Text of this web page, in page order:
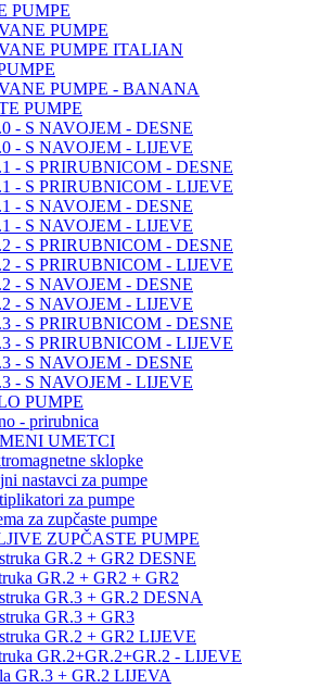
PUMPE
PUMPE
PUMPE ITALIAN
PUMPE - BANANA
PUMPE
- S NAVOJEM - DESNE
- S NAVOJEM - LIJEVE
- S PRIRUBNICOM - DESNE
- S PRIRUBNICOM - LIJEVE
- S NAVOJEM - DESNE
- S NAVOJEM - LIJEVE
- S PRIRUBNICOM - DESNE
- S PRIRUBNICOM - LIJEVE
- S NAVOJEM - DESNE
- S NAVOJEM - LIJEVE
- S PRIRUBNICOM - DESNE
- S PRIRUBNICOM - LIJEVE
- S NAVOJEM - DESNE
- S NAVOJEM - LIJEVE
PUMPE
- prirubnica
UMETCI
sklopke
nastavci za pumpe
za pumpe
za zupčaste pumpe
ZUPČASTE PUMPE
GR.2 + GR2 DESNE
GR.2 + GR2 + GR2
GR.3 + GR.2 DESNA
GR.3 + GR3
GR.2 + GR2 LIJEVE
GR.2+GR.2+GR.2 - LIJEVE
GR.3 + GR.2 LIJEVA